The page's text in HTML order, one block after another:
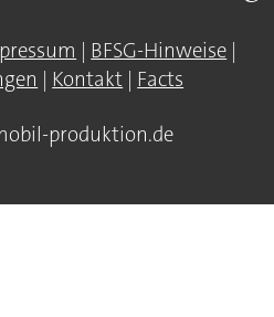
| BFSG-Hinweise |
| Kontakt | Facts
produktion.de